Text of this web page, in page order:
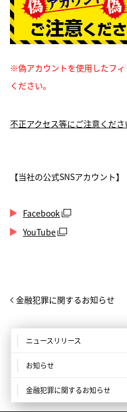
※偽アカウントを使用したフ
ください。
不正アクセス等にご注意くだ
【当社の公式SNSアカウント】
Facebook
YouTube
金融犯罪に関するお知らせ
ニュースリリース
お知らせ
金融犯罪に関するお知らせ